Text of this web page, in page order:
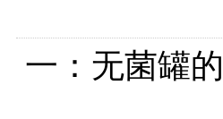
一：无菌罐